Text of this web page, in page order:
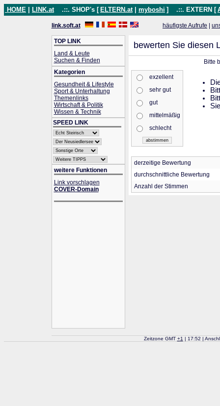
HOME LINK.at .::. SHOP's [ ELTERN.at myboshi ] .::. EXTERN [
link.soft.at häufigste Aufrufe
TOP LINK
Land & Leute
Suchen & Finden
Kategorien
Gesundheit & Lifestyle
Sport & Unterhaltung
Themenlinks
Wirtschaft & Politik
Wissen & Technik
SPEED LINK
weitere Funktionen
Link vorschlagen
COVER-Domain
bewerten Sie diesen
Bitte
exzellent
sehr gut
gut
mittelmäßig
schlecht
derzeitige Bewertung
durchschnittliche Bewertung
Anzahl der Stimmen
Zeitzone GMT +1 | 17:52 |